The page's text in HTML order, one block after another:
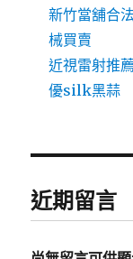
新竹當舖合
械買賣
近視雷射推
優silk黑蒜
近期留言